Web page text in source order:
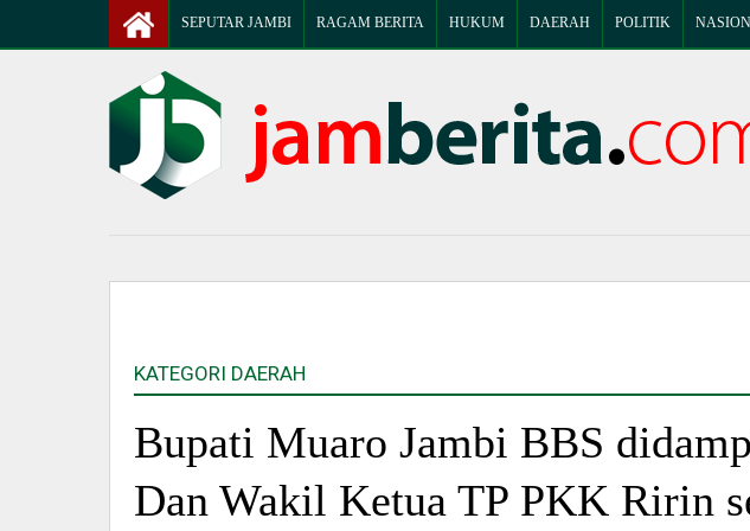
SEPUTAR JAMBI RAGAM BERITA HUKUM DAERAH POLITIK
KATEGORI DAERAH
Bupati Muaro Jambi BBS
Dan Wakil Ketua TP PKK Ririn